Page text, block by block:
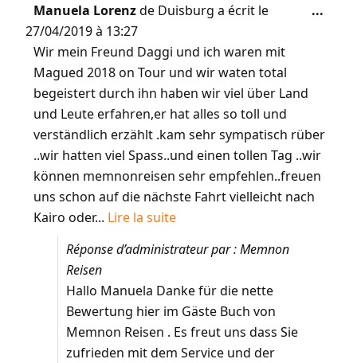
Manuela Lorenzde Duisburg a écrit le
27/04/2019 à 13:27
Wir mein Freund Daggi und ich waren mit
Magued 2018 on Tour und wir waten total
begeistert durch ihn haben wir viel über Land
und Leute erfahren,er hat alles so toll und
verständlich erzählt .kam sehr sympatisch rüber
..wir hatten viel Spass..und einen tollen Tag ..wir
können memnonreisen sehr empfehlen..freuen
uns schon auf die nächste Fahrt vielleicht nach
Kairo oder... Lire la suite
Réponse d’administrateur par : Memnon
Reisen
Hallo Manuela Danke für die nette
Bewertung hier im Gäste Buch von
Memnon Reisen . Es freut uns dass Sie
zufrieden mit dem Service und der
...